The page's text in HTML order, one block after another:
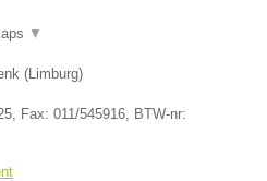
▼
( Limburg)
, Fax: 011/545916 , BTW-nr: